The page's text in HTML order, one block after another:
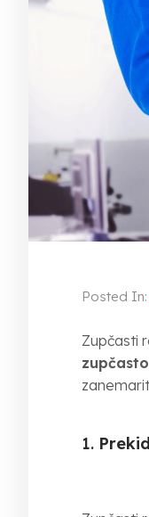
Posted In:
Zupčasti
1.